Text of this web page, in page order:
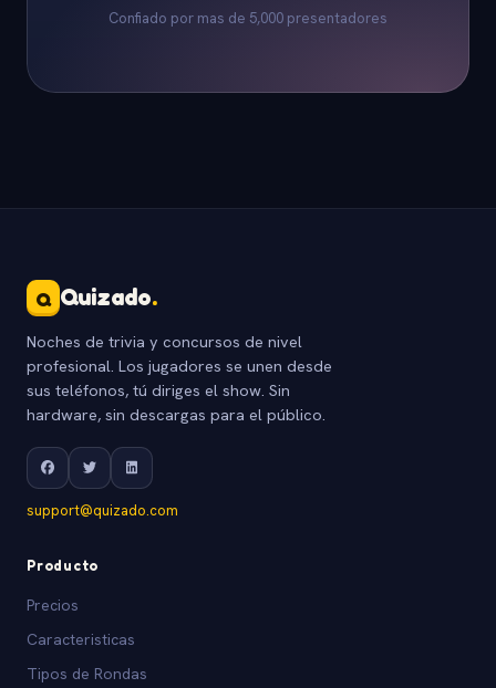
Confiado por mas de 5,000 presentadores
Q Quizado.
Noches de trivia y concursos de nivel
profesional. Los jugadores se unen desde
sus teléfonos, tú diriges el show. Sin
hardware, sin descargas para el público.
support@quizado.com
Producto
Precios
Caracteristicas
Tipos de Rondas